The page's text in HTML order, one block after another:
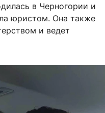
в Черногории и
юристом. Она также
и ведет